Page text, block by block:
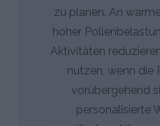
zu planen. An
hoher
Aktivitäten
nutzen, wenn die
vorübergehend
personalisierte